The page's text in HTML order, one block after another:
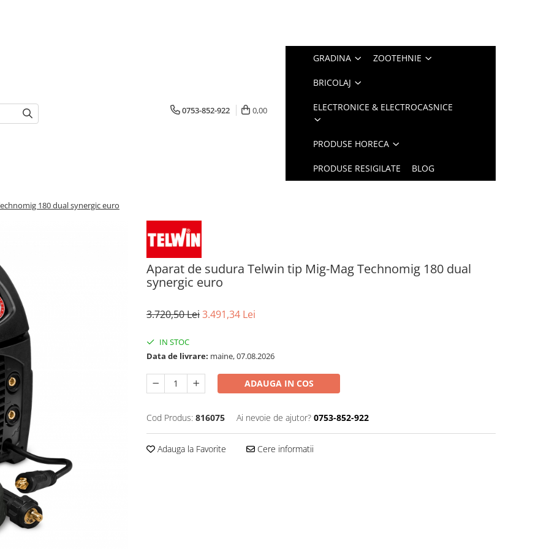
0753-852-922 0,00
GRADINA ZOOTEHNIE
BRICOLAJ
ELECTRONICE & ELECTROCASNICE
PRODUSE HORECA
PRODUSE RESIGILATE BLOG
180 dual synergic euro
Aparat de sudura Telwin tip Mig-Mag Technomig 180 dual
synergic euro
3.720,50 Lei3.491,34 Lei
IN STOC
Data de livrare: maine, 07.08.2026
ADAUGA IN COS
Cod Produs: 816075 Ai nevoie de ajutor? 0753-852-922
Adauga la Favorite Cere informatii